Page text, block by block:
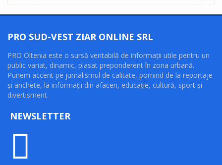
PRO SUD-VEST ZIAR ONLINE SRL
PRO Oltenia este o sursă veritabilă de informaţii utile pentru un
public variat, dinamic, plasat preponderent în zona urbană.
Punem accent pe jurnalismul de calitate, pornind de la reportaje
şi anchete, la informaţii din afaceri, educaţie, cultură, sport şi
divertisment.
NEWSLETTER